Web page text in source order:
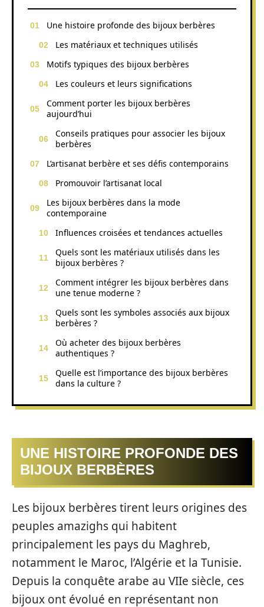
Une histoire profonde des bijoux berbères
Les matériaux et techniques utilisés
Motifs typiques des bijoux berbères
Les couleurs et leurs significations
Comment porter les bijoux berbères
aujourd’hui
Conseils pratiques pour associer les bijoux
berbères
L’artisanat berbère et ses défis contemporains
Promouvoir l’artisanat local
Les bijoux berbères dans la mode
contemporaine
Influences croisées et tendances actuelles
Quels sont les matériaux utilisés dans les
bijoux berbères ?
Comment intégrer les bijoux berbères dans
une tenue moderne ?
Quels sont les symboles associés aux bijoux
berbères ?
Où acheter des bijoux berbères
authentiques ?
Quelle est l’importance des bijoux berbères
dans la culture ?
UNE HISTOIRE PROFONDE DES
BIJOUX BERBÈRES
Les bijoux berbères tirent leurs origines des
peuples amazighs qui habitent
principalement les pays du Maghreb,
notamment le Maroc, l’Algérie et la Tunisie.
Depuis la conquête arabe au VIIe siècle, ces
bijoux ont évolué en représentant non